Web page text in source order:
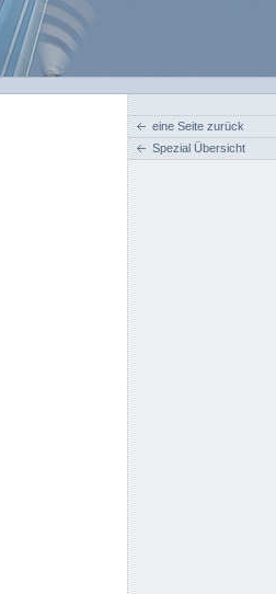
eine Seite zurück
Spezial Übersicht